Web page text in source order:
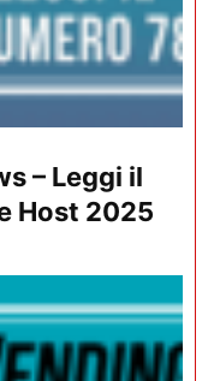
– Leggi il
Host 2025